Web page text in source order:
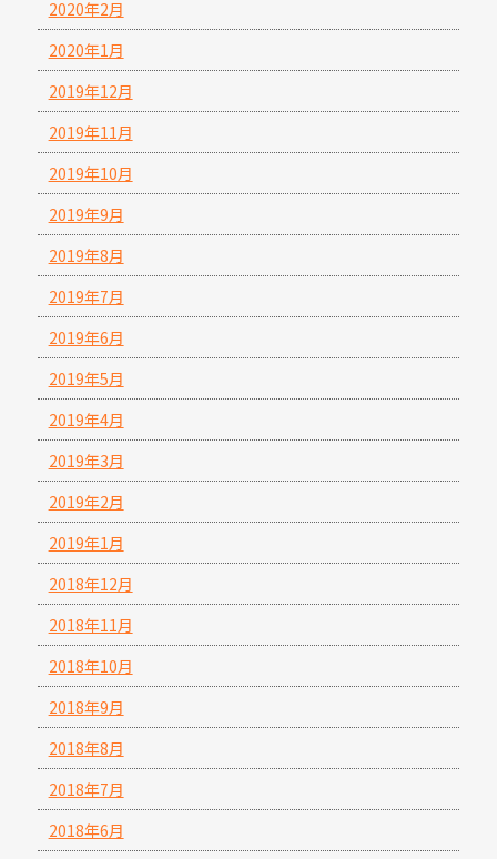
2020年2月
2020年1月
2019年12月
2019年11月
2019年10月
2019年9月
2019年8月
2019年7月
2019年6月
2019年5月
2019年4月
2019年3月
2019年2月
2019年1月
2018年12月
2018年11月
2018年10月
2018年9月
2018年8月
2018年7月
2018年6月